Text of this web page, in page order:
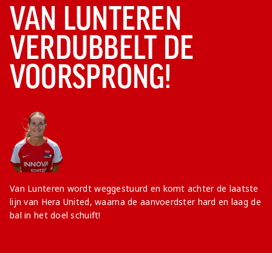
VAN LUNTEREN
VERDUBBELT DE
VOORSPRONG!
Van Lunteren wordt weggestuurd en komt achter de laatste
lijn van Hera United, waarna de aanvoerdster hard en laag de
bal in het doel schuift!